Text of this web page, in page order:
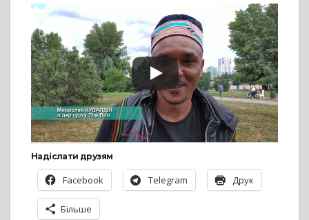
Надіслати друзям
Facebook Telegram Друк
Більше